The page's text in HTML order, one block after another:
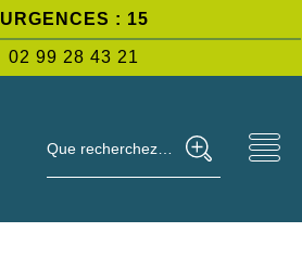
URGENCES : 15
02 99 28 43 21
Que recherchez-vous ?